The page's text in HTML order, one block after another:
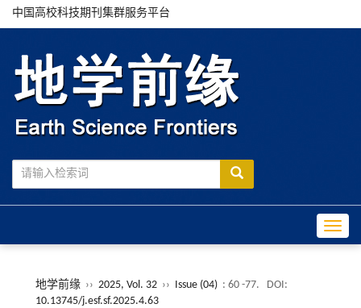
中国高校科技期刊集群服务平台
地学前缘 ›› 2025, Vol. 32 ›› Issue (04) : 60 -77.
DOI:
10.13745/j.esf.sf.2025.4.63